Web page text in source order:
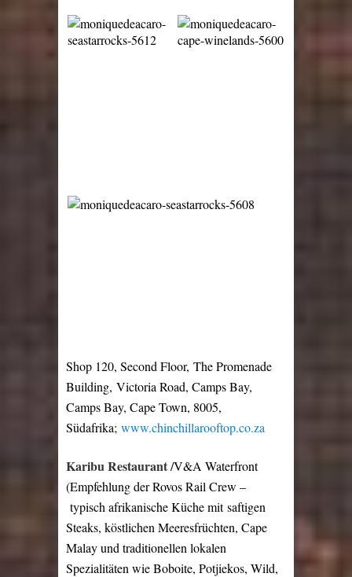
Shop 120, Second Floor, The Promenade
Building, Victoria Road, Camps Bay,
Camps Bay, Cape Town, 8005,
Südafrika; www.chinchillarooftop.co.za
Karibu Restaurant/V&A Waterfront
(Empfehlung der Rovos Rail Crew –
typisch afrikanische Küche mitsaftigen
Steaks, köstlichen Meeresfrüchten, Cape
Malay und traditionellen lokalen
Spezialitäten wie Boboite, Potjiekos, Wild,